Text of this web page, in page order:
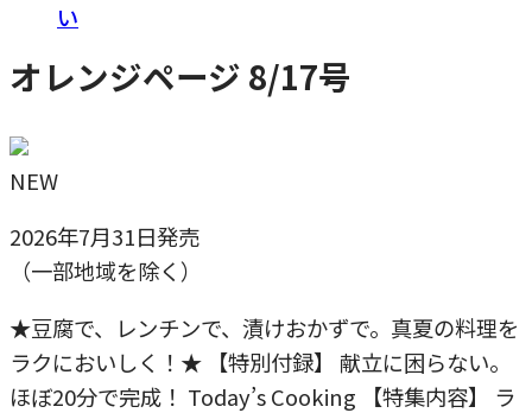
い
オレンジページ 8/17号
NEW
2026年7月31日発売
（一部地域を除く）
★豆腐で、レンチンで、漬けおかずで。真夏の料理を
ラクにおいしく！★ 【特別付録】 献立に困らない。
ほぼ20分で完成！ Today’s Cooking 【特集内容】 ラ